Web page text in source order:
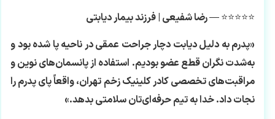
⭐⭐⭐⭐⭐ —رضا شفیعی | فرزند بیمار دیابتی
«پدرم به دلیل دیابت دچار جراحت عمقی در ناحیه پا شده بود و
به‌شدت نگران قطع عضو بودیم. استفاده از پانسمان‌های نوین و
مراقبت‌های تخصصی کادر کلینیک زخم تهران، واقعاً پای پدرم را
نجات داد. خدا به تیم حرفه‌ای‌تان سلامتی بدهد.»